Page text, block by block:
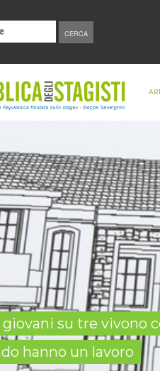
su tre vivono
hanno un lavoro